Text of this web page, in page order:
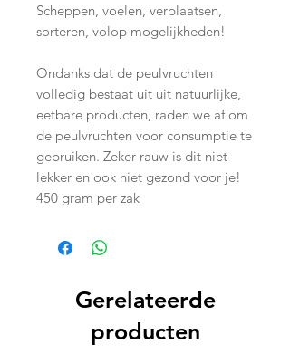
Scheppen, voelen, verplaatsen,
sorteren, volop mogelijkheden!
Ondanks dat de peulvruchten
volledig bestaat uit uit natuurlijke,
eetbare producten, raden we af om
de peulvruchten voor consumptie te
gebruiken. Zeker rauw is dit niet
lekker en ook niet gezond voor je!
450 gram per zak
Gerelateerde
producten